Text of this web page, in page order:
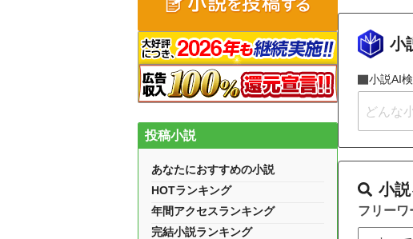
小
小説AI
小
フリーワ
投稿小説
あなたにおすすめの小説
HOTランキング
年間アクセスランキング
完結小説ランキング